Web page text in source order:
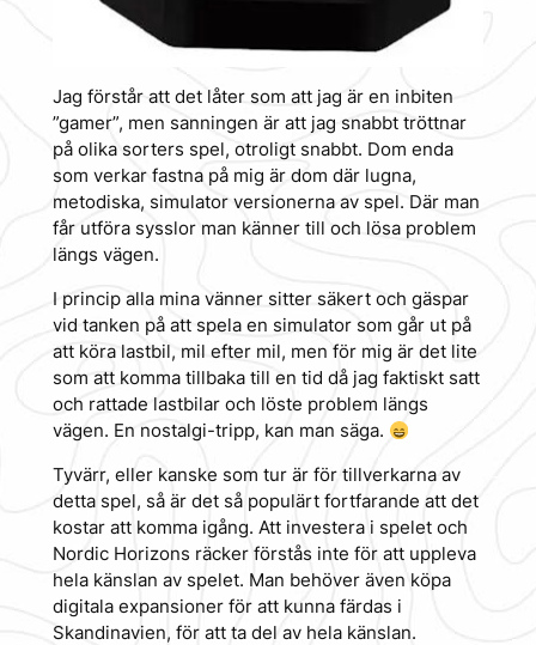
Jag förstår att det låter som att jag är en inbiten
”gamer”, men sanningen är att jag snabbt tröttnar
på olika sorters spel, otroligt snabbt. Dom enda
som verkar fastna på mig är dom där lugna,
metodiska, simulator versionerna av spel. Där man
får utföra sysslor man känner till och lösa problem
längs vägen.
I princip alla mina vänner sitter säkert och gäspar
vid tanken på att spela en simulator som går ut på
att köra lastbil, mil efter mil, men för mig är det lite
som att komma tillbaka till en tid då jag faktiskt satt
och rattade lastbilar och löste problem längs
vägen. En nostalgi-tripp, kan man säga.
Tyvärr, eller kanske som tur är för tillverkarna av
detta spel, så är det så populärt fortfarande att det
kostar att komma igång. Att investera i spelet och
Nordic Horizons räcker förstås inte för att uppleva
hela känslan av spelet. Man behöver även köpa
digitala expansioner för att kunna färdas i
Skandinavien, för att ta del av hela känslan.